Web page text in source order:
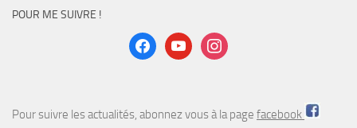
POUR ME SUIVRE !
facebookyoutubeinstagram
Pour suivre les actualités, abonnez vous à la page facebook